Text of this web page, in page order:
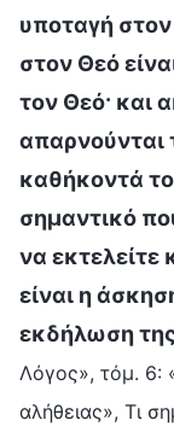
υποταγή
στον Θεό
τον Θεό· και
απαρνούνται
καθήκοντά
σημαντικό
να
είναι η
εκδήλωση
Λόγος», τόμ. 6:
αλήθειας», Τι